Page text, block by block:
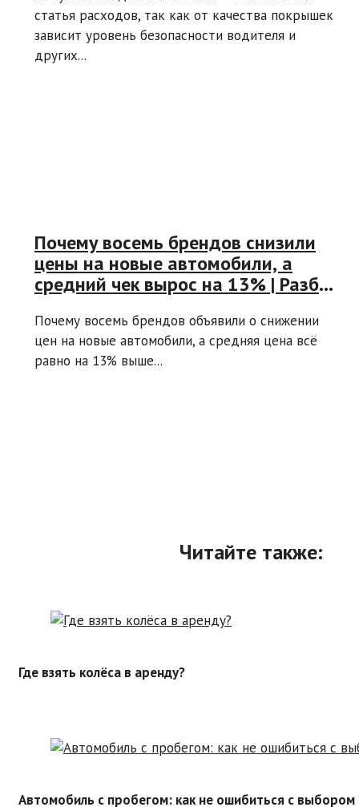
статья расходов, так как от качества покрышек
зависит уровень безопасности водителя и
других...
Почему восемь брендов снизили
цены на новые автомобили, а
средний чек вырос на 13% | Разбор
Почему восемь брендов объявили о снижении
цен на новые автомобили, а средняя цена всё
равно на 13% выше...
Читайте также:
Где взять колёса в аренду?
Автомобиль с пробегом: как не ошибиться с выбором